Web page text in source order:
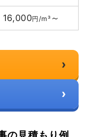
16,000円/m³～
›
›